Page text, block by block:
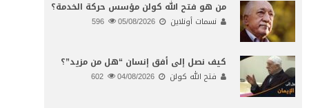
من هو فتح الله كولن مؤسس حركة الخدمة؟
نسمات أونلاين 05/08/2026
كيف نصل إلى أفق إنسان “هل من مزيد”؟
فتح الله كولن 04/08/2026